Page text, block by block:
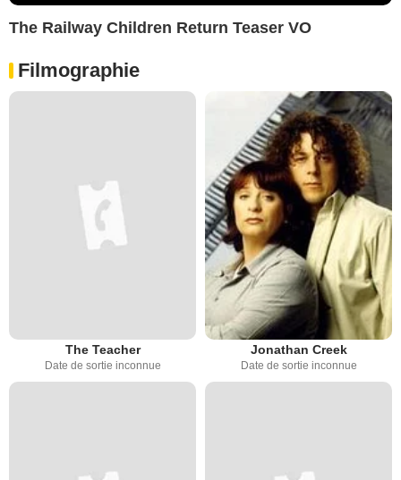
The Railway Children Return Teaser VO
Filmographie
The Teacher
Date de sortie inconnue
Jonathan Creek
Date de sortie inconnue